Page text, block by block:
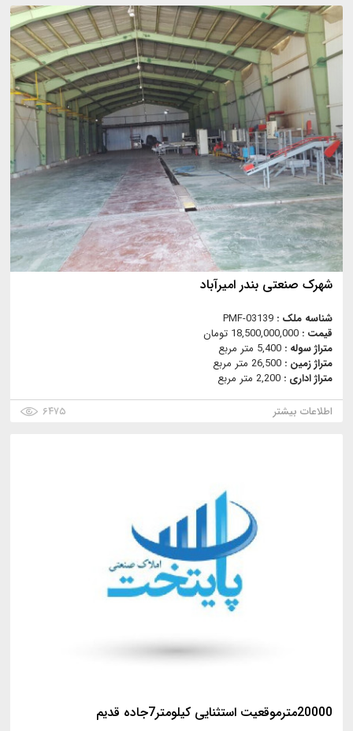
شهرک صنعتی بندر امیرآباد
شناسه ملک : PMF-03139
قیمت : 18,500,000,000 تومان
متراژ سوله : 5,400 متر مربع
متراژ زمین : 26,500 متر مربع
متراژ اداری : 2,200 متر مربع
اطلاعات بیشتر
۶۴۷۵
20000مترموقعیت استثنایی کیلومتر7جاده قدیم